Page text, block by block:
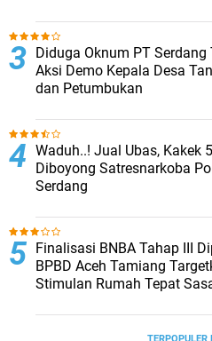
Diduga Oknum PT Serdang
Aksi Demo Kepala Desa
dan Petumbukan
Waduh..! Jual Ubas, Kakek
Diboyong Satresnarkoba
Serdang
Finalisasi BNBA Tahap III
BPBD Aceh Tamiang
Stimulan Rumah Tepat